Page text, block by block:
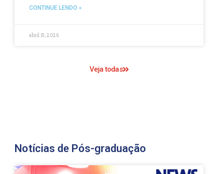
CONTINUE LENDO »
abril 15, 2026
Veja todas
Notícias de Pós-graduação